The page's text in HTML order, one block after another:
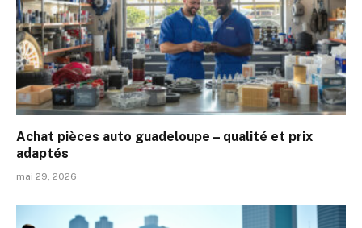
Achat pièces auto guadeloupe – qualité et prix
adaptés
mai 29, 2026